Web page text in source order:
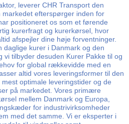
leverer CHR Transport den
efterspørger inden for
positioneret os som et førende
kurerfragt og kurerkørsel, hvor
afspejler dine høje forventninger.
kurer i Danmark og den
vi tilbyder desuden Kurer Pakke til og
for global rækkevidde med en
altid vores leveringsformer til den
optimale leveringstider og de
på markedet. Vores primære
mellem Danmark og Europa,
for industrivirksomheder
med det samme. Vi er eksperter i